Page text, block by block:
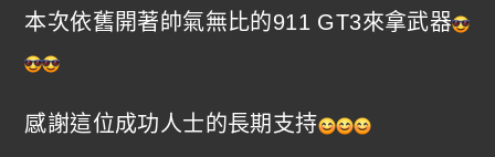
本次依舊開著帥氣無比的911 GT3來拿武器
感謝這位成功人士的長期支持